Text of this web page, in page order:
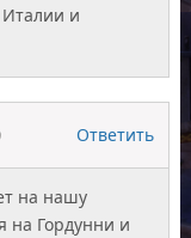
и
Ответить
на нашу
на Гордунни и